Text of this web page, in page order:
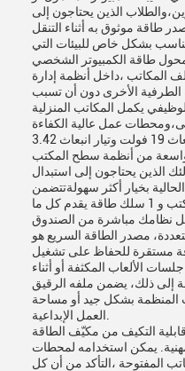
الذين يحتاجون إلى
بشكل خاص للبيئات التي
طاقة الكمبيوتر الشخصي
المكاتب ،داخل أنظمة إدارة
الطرفية الأخرى دون أن تسبب
يكمل المكاتب المنزلية
بجهد انبعاث 19 فولت وتيار انبعاث 3.42A، تم تصميم هذا محول
من أنظمة سطح المكتب
الذين يحتاجون إلى استبدال
بخيار أكثر سهولةتتضمن
الحزمة 1 إضافة طاقة سطح المكتب و 1 سلك طاقة يقدم كل ما
نظامك مباشرة من الصندوق
مصدر الطاقة السريع هو
مستقرة للحفاظ على تشغيل
الألعاب المكثفة أو أثناء
إلى ذلك، يضمن ملفه الرقيق
المنظمة بشكل جيد أو مساحة
التكيف من مكيّف الطاقة
يمكن استخدامه لمحطات
المفتوحة ،التأكد من أن كل